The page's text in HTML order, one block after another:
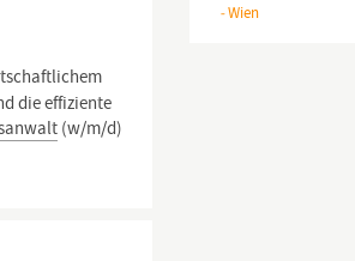
-Wien
die effiziente
(w/m/d)